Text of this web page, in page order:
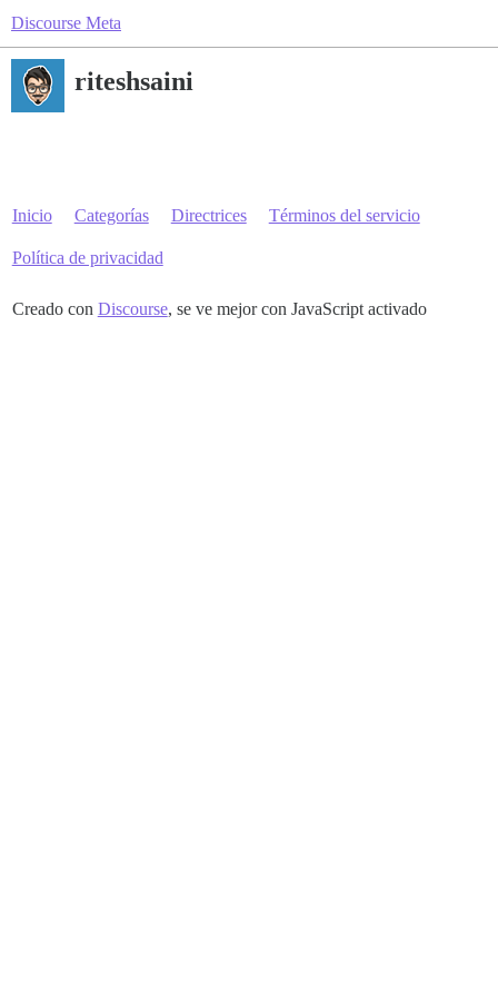
Discourse Meta
riteshsaini
Inicio Categorías Directrices Términos del servicio
Política de privacidad
Creado con Discourse, se ve mejor con JavaScript activado